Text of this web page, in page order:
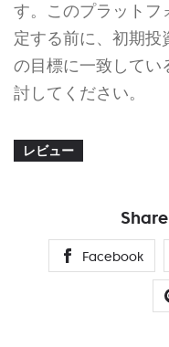
す。このプラットフ
定する前に、初期投
の目標に一致してい
討してください。
レビュー
Facebook